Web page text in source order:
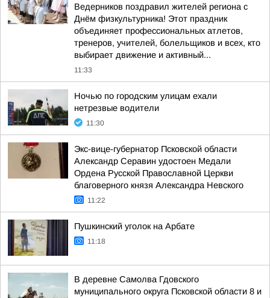
Ведерников поздравил жителей региона с
Днём физкультурника! Этот праздник
объединяет профессиональных атлетов,
тренеров, учителей, болельщиков и всех, кто
выбирает движение и активный...
11:33
Ночью по городским улицам ехали
нетрезвые водители
11:30
Экс-вице-губернатор Псковской области
Александр Серавин удостоен Медали
Ордена Русской Православной Церкви
благоверного князя Александра Невского
11:22
Пушкинский уголок на Арбате
11:18
В деревне Самолва Гдовского
муниципального округа Псковской области 8 и